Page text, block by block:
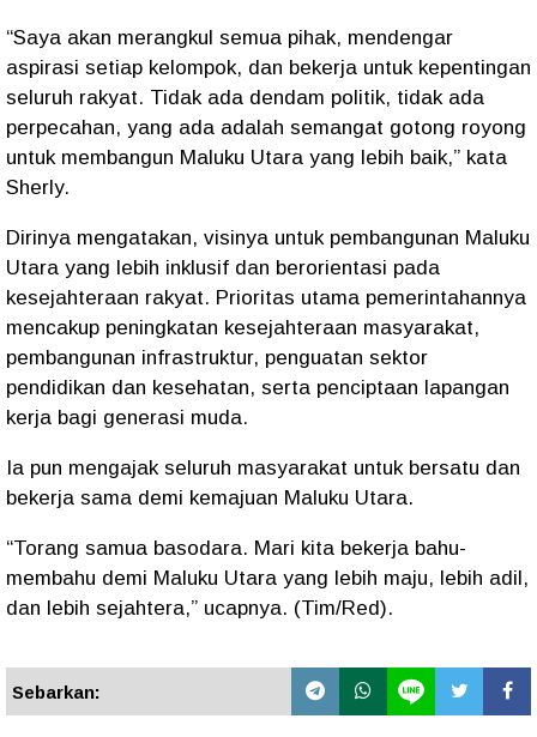
“Saya akan merangkul semua pihak, mendengar
aspirasi setiap kelompok, dan bekerja untuk kepentingan
seluruh rakyat. Tidak ada dendam politik, tidak ada
perpecahan, yang ada adalah semangat gotong royong
untuk membangun Maluku Utara yang lebih baik,” kata
Sherly.
Dirinya mengatakan, visinya untuk pembangunan Maluku
Utara yang lebih inklusif dan berorientasi pada
kesejahteraan rakyat. Prioritas utama pemerintahannya
mencakup peningkatan kesejahteraan masyarakat,
pembangunan infrastruktur, penguatan sektor
pendidikan dan kesehatan, serta penciptaan lapangan
kerja bagi generasi muda.
Ia pun mengajak seluruh masyarakat untuk bersatu dan
bekerja sama demi kemajuan Maluku Utara.
“Torang samua basodara. Mari kita bekerja bahu-
membahu demi Maluku Utara yang lebih maju, lebih adil,
dan lebih sejahtera,” ucapnya. (Tim/Red).
Sebarkan: